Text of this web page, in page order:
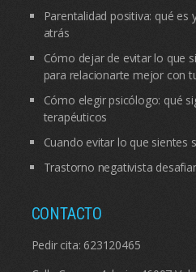
Parentalidad positiva: qué
atrás
Cómo dejar de evitar lo que
para relacionarte mejor con
Cómo elegir psicólogo: qué
terapéuticos
Cuando evitar lo que sientes
Trastorno negativista
CONTACTO
Pedir cita: 623120465